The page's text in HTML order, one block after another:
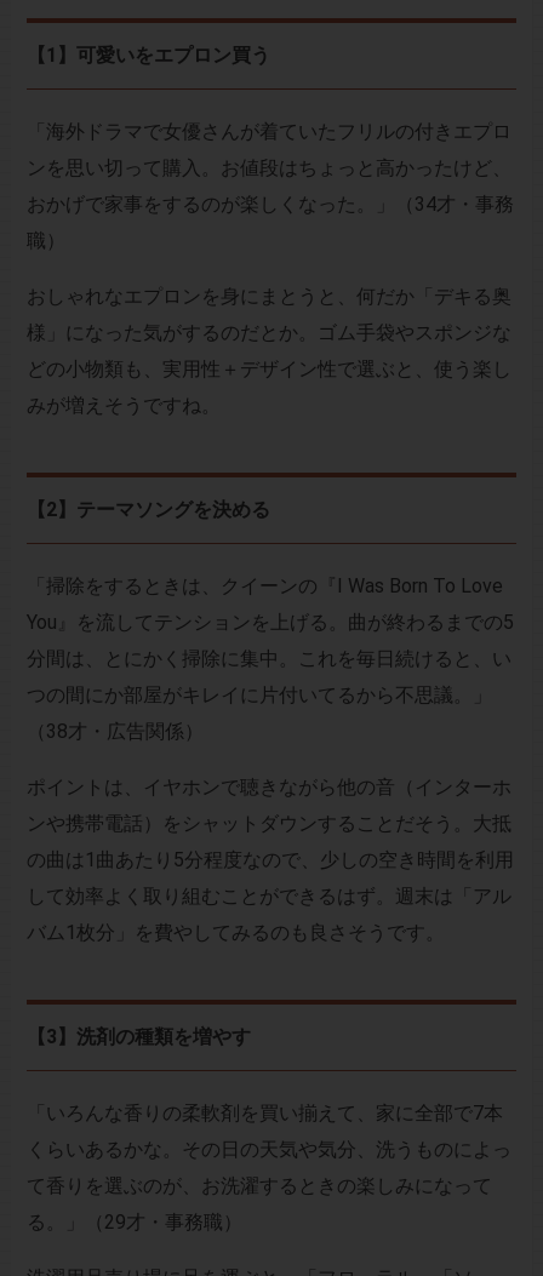
【1】可愛いをエプロン買う
「海外ドラマで女優さんが着ていたフリルの付きエプロ
ンを思い切って購入。お値段はちょっと高かったけど、
おかげで家事をするのが楽しくなった。」（34才・事務
職）
おしゃれなエプロンを身にまとうと、何だか「デキる奥
様」になった気がするのだとか。ゴム手袋やスポンジな
どの小物類も、実用性＋デザイン性で選ぶと、使う楽し
みが増えそうですね。
【2】テーマソングを決める
「掃除をするときは、クイーンの『I Was Born To Love
You』を流してテンションを上げる。曲が終わるまでの5
分間は、とにかく掃除に集中。これを毎日続けると、い
つの間にか部屋がキレイに片付いてるから不思議。」
（38才・広告関係）
ポイントは、イヤホンで聴きながら他の音（インターホ
ンや携帯電話）をシャットダウンすることだそう。大抵
の曲は1曲あたり5分程度なので、少しの空き時間を利用
して効率よく取り組むことができるはず。週末は「アル
バム1枚分」を費やしてみるのも良さそうです。
【3】洗剤の種類を増やす
「いろんな香りの柔軟剤を買い揃えて、家に全部で7本
くらいあるかな。その日の天気や気分、洗うものによっ
て香りを選ぶのが、お洗濯するときの楽しみになって
る。」（29才・事務職）